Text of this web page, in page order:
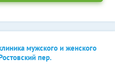
мужского и женского
пер.